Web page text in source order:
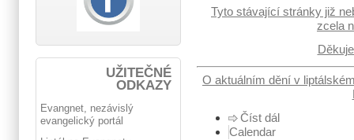
Tyto stávající stránky již
zcela
O aktuálním dění v
Číst dál
Calendar
UŽITEČNÉ
ODKAZY
Evangnet, nezávislý
evangelický portál